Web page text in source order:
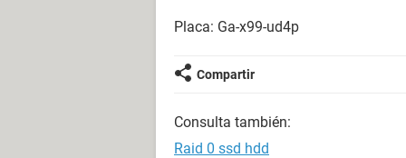
Placa: Ga-x99-ud4p
Compartir
Consulta también:
Raid 0 ssd hdd